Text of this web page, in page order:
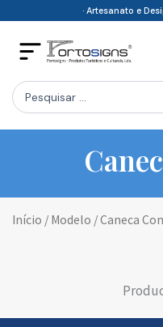
content
· Artesanato e
Search
...
Início / Modelo / Caneca